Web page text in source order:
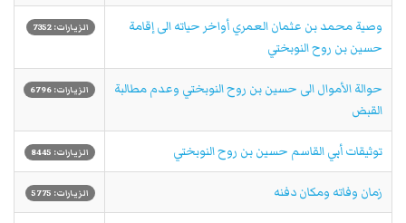
وصية محمد بن عثمان العمري أواخر حياته الى إقامة
حسين بن روح النوبختي
الزيارات: 7352
حوالة الأموال الى حسين بن روح النوبختي وعدم مطالبة
القبض
الزيارات: 6796
توثيقات أبي القاسم حسين بن روح النوبختي الزيارات: 8445
زمان وفاته ومكان دفنه الزيارات: 5775